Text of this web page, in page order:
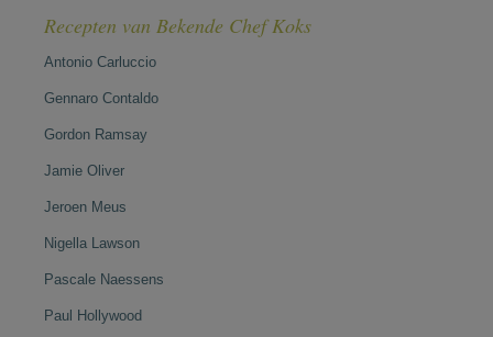
Recepten van Bekende Chef Koks
Antonio Carluccio
Gennaro Contaldo
Gordon Ramsay
Jamie Oliver
Jeroen Meus
Nigella Lawson
Pascale Naessens
Paul Hollywood